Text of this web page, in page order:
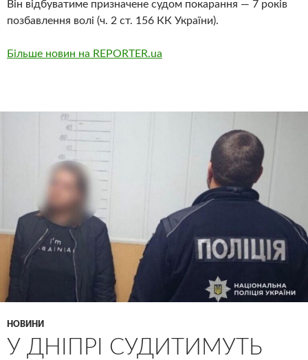
Він відбуватиме призначене судом покарання — 7 років
позбавлення волі (ч. 2 ст. 156 КК України).
Більше новин на REPORTER.ua
НОВИНИ
У ДНІПРІ СУДИТИМУТЬ